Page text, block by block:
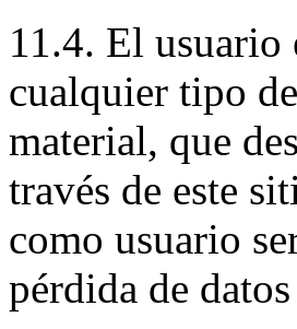
11.4. El usuario
cualquier tipo
material, que
través de este
como usuario
pérdida de